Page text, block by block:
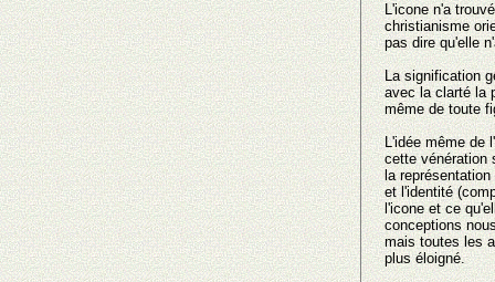
L'icone n'a
christianisme
pas dire qu'elle
La signification
avec la clarté la
même de toute
L'idée même de
cette vénération
la
et l'identité
l'icone et ce
conceptions
mais toutes les
plus éloigné.